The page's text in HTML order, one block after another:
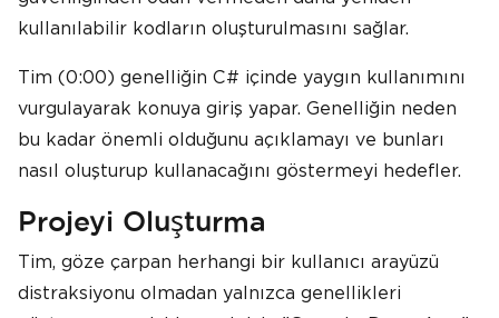
kullanılabilir kodların oluşturulmasını sağlar.
Tim (0:00) genelliğin C# içinde yaygın kullanımını
vurgulayarak konuya giriş yapar. Genelliğin neden
bu kadar önemli olduğunu açıklamayı ve bunları
nasıl oluşturup kullanacağını göstermeyi hedefler.
Projeyi Oluşturma
Tim, göze çarpan herhangi bir kullanıcı arayüzü
distraksiyonu olmadan yalnızca genellikleri